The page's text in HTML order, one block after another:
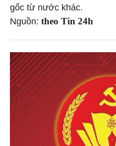
gốc từ nước khác.
Nguồn: theo Tin 24h